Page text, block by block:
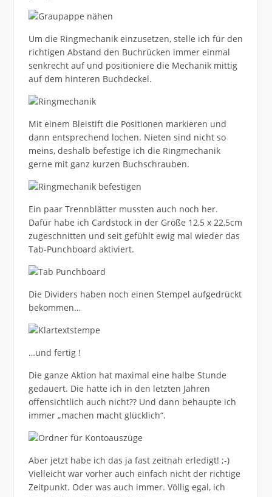
Um die Ringmechanik einzusetzen, stelle ich für den
richtigen Abstand den Buchrücken immer einmal
senkrecht auf und positioniere die Mechanik mittig
auf dem hinteren Buchdeckel.
Mit einem Bleistift die Positionen markieren und
dann entsprechend lochen. Nieten sind nicht so
meins, deshalb befestige ich die Ringmechanik
gerne mit ganz kurzen Buchschrauben.
Ein paar Trennblätter mussten auch noch her.
Dafür habe ich Cardstock in der Größe 12,5 x 22,5cm
zugeschnitten und seit gefühlt ewig mal wieder das
Tab-Punchboard aktiviert.
Die Dividers haben noch einen Stempel aufgedrückt
bekommen…
…und fertig !
Die ganze Aktion hat maximal eine halbe Stunde
gedauert. Die hatte ich in den letzten Jahren
offensichtlich auch nicht?? Und dann behaupte ich
immer „machen macht glücklich“.
Aber jetzt habe ich das ja fast zeitnah erledigt! ;-)
Vielleicht war vorher auch einfach nicht der richtige
Zeitpunkt. Oder was auch immer. Völlig egal, ich